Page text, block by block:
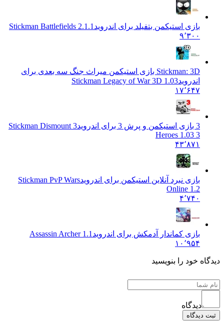
بازی استیکمن بتفیلد برای اندروید Stickman Battlefields 2.1.1
۹٬۳۰۰
Stickman: 3D بازی استیکمن میراث جنگ سه بعدی برای
اندرویدStickman Legacy of War 3D 1.03
۱۷٬۶۴۷
3 بازی استیکمن و پرش 3 برای اندروید
Stickman Dismount 3
Heroes 1.03 3
۴۳٬۸۷۱
بازی نبرد آنلاین استیکمن برای اندرویدStickman PvP Wars
Online 1.2
۴٬۷۴۰
بازی کماندار آدمکش برای اندروید Assassin Archer 1.1
۱۰٬۹۵۴
دیدگاه خود را بنویسید
دیدگاه
ثبت دیدگاه